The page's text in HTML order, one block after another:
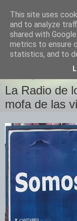
Desde Cuenca
La Radio de
mofa de las
This site uses
and to analyze
shared with
metrics to ensure
statistics, and to